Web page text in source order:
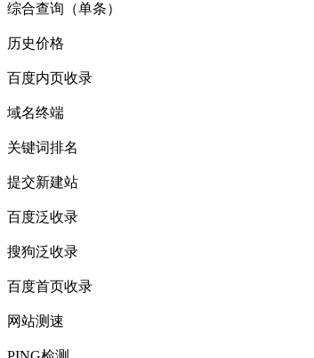
综合查询（单条）
历史价格
百度内页收录
域名终端
关键词排名
提交新建站
百度泛收录
搜狗泛收录
百度首页收录
网站测速